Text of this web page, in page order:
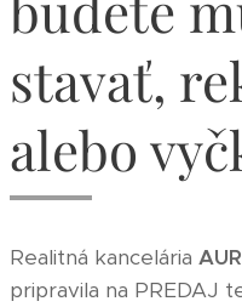
stavať,
alebo
Realitná kancelária
pripravila na PREDAJ